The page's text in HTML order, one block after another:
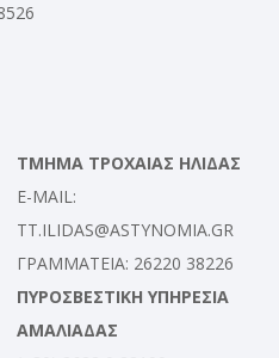
ΤΜΗΜΑ ΤΡΟΧΑΙΑΣ ΗΛΙΔΑΣ
E-MAIL:
TT.ILIDAS@ASTYNOMIA.GR
ΓΡΑΜΜΑΤΕΙΑ: 26220 38226
ΠΥΡΟΣΒΕΣΤΙΚΗ ΥΠΗΡΕΣΙΑ
ΑΜΑΛΙΑΔΑΣ